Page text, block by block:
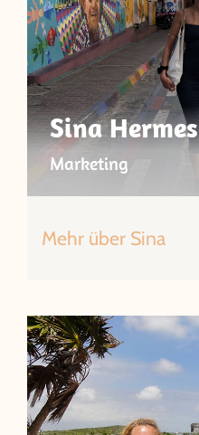
Sina Hermes
Marketing
Mehr über Sina